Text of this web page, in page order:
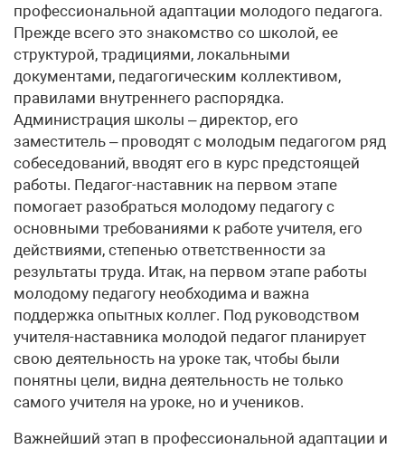
профессиональной адаптации молодого педагога.
Прежде всего это знакомство со школой, ее
структурой, традициями, локальными
документами, педагогическим коллективом,
правилами внутреннего распорядка.
Администрация школы – директор, его
заместитель – проводят с молодым педагогом ряд
собеседований, вводят его в курс предстоящей
работы. Педагог-наставник на первом этапе
помогает разобраться молодому педагогу с
основными требованиями к работе учителя, его
действиями, степенью ответственности за
результаты труда. Итак, на первом этапе работы
молодому педагогу необходима и важна
поддержка опытных коллег. Под руководством
учителя-наставника молодой педагог планирует
свою деятельность на уроке так, чтобы были
понятны цели, видна деятельность не только
самого учителя на уроке, но и учеников.
Важнейший этап в профессиональной адаптации и